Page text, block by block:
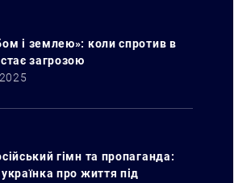
і землею»: коли спротив в
стає загрозою
гімн та пропаганда:
про життя під